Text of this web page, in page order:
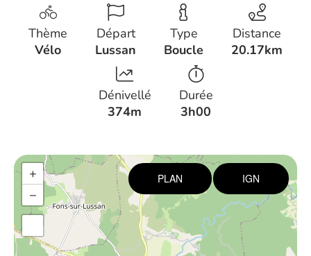
Thème
Vélo
Départ
Lussan
Type
Boucle
Distance
20.17km
Dénivellé
374m
Durée
3h00
+
−
PLAN IGN